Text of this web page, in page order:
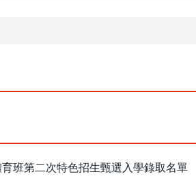
班第二次特色招生甄選入學錄取名單